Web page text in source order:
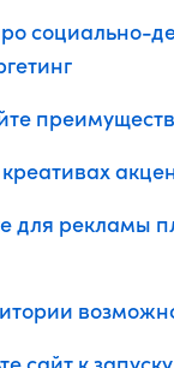
социально-
для рекламы